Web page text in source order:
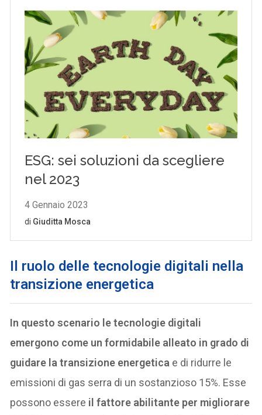
Il ruolo delle tecnologie digitali nella
transizione energetica
In questo scenario le tecnologie digitali
emergono come un formidabile alleato in grado di
guidare la transizione energetica e di ridurre le
emissioni di gas serra di un sostanzioso 15%. Esse
possono essere il fattore abilitante per migliorare